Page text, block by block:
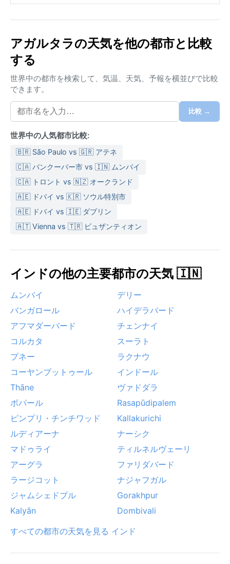
アガルタラの天気を他の都市と比較
する
世界中の都市を検索して、気温、天気、予報を横並びで比較
できます。
比較 →
世界中の人気都市比較:
🇧🇷 São Paulo vs 🇬🇷 アテネ
🇨🇦 バンクーバー市 vs 🇮🇳 ムンバイ
🇨🇦 トロント vs 🇳🇿 オークランド
🇦🇪 ドバイ vs 🇰🇷 ソウル特別市
🇦🇪 ドバイ vs 🇮🇪 ダブリン
🇦🇹 Vienna vs 🇹🇷 ビュザンティオン
インドの他の主要都市の天気 🇮🇳
ムンバイ
デリー
バンガロール
ハイデラバード
アフマダーバード
チェンナイ
コルカタ
スーラト
プネー
ラクナウ
コーヤンブットゥール
インドール
Thāne
ヴァドダラ
ボパール
Rasapūdipalem
ピンプリ・チンチワッド
Kallakurichi
ルディアーナ
ナーシク
マドゥライ
ティルネルヴェーリ
アーグラ
ファリダバード
ラージコット
ナジャフガル
ジャムシェドプル
Gorakhpur
Kalyān
Dombivali
すべての都市の天気を見る インド